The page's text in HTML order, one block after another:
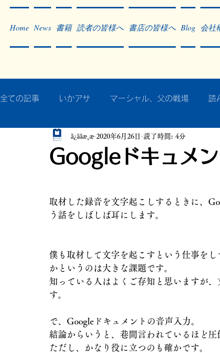
Home News 書籍 読者の皆様へ 書店の皆様へ Blog 会社
全ての記事 いかアサ マーシャル、父の戦場 読
秘蔵写真200枚でたどるアジア・太平洋戦争
Googleドキュメ
ã¿ããæ¸æ 2020年6月26日 読了時間: 4分
取材した録音を文字起こしするときに、
う話をしばしば耳にします。
僕も取材して文字を起こすという仕事を
かというのは大きな課題です。
知っている人はよくご存知と思いますが
す。
で、Googleドキュメントの音声入力。
結論からいうと、巷間言われているほど
ただし、かなり役に立つのも確かです。